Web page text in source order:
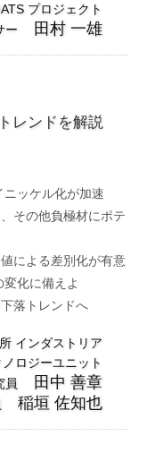
プロジェクト
ー
田村 一雄
レンドを解説
ッケル化が加速
その他負極材にポテ
による差別化が有意
化に備えよ
落トレンドへ
インダストリア
ノロジーユニット
員
田中 善章
稲垣 佐知也